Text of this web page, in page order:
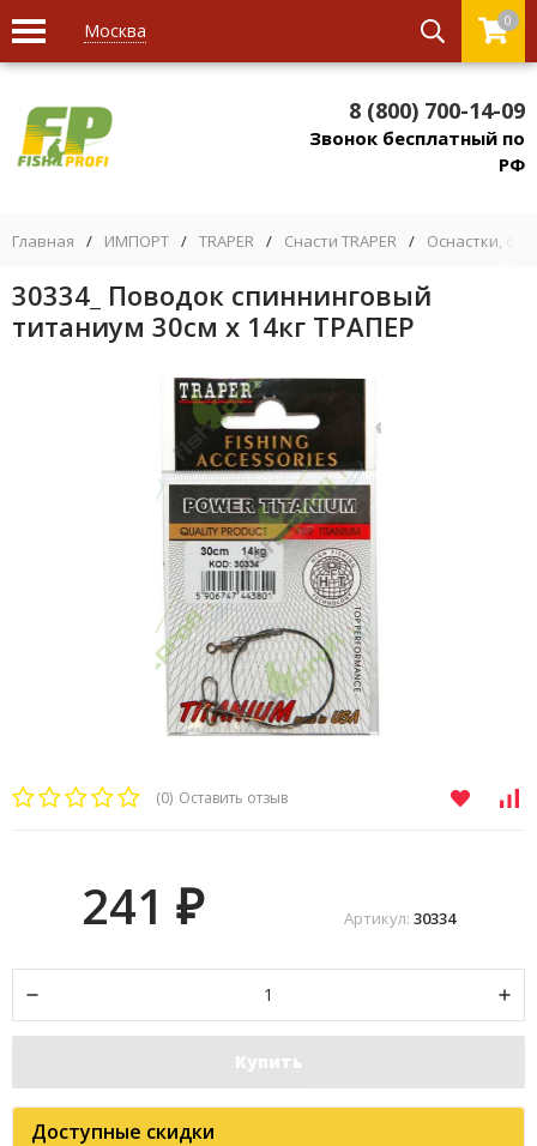
Москва 0
8 (800) 700-14-09
Звонок бесплатный по
РФ
Главная / ИМПОРТ / TRAPER / Снасти TRAPER / Оснастки,
30334_ Поводок спиннинговый
титаниум 30см х 14кг ТРАПЕР
(0) Оставить отзыв
Артикул: 30334
241 ₽
Купить
Доступные скидки